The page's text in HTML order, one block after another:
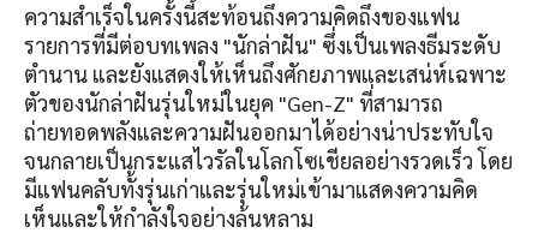
ความสำเร็จในครั้งนี้สะท้อนถึงความคิดถึงของแฟน
รายการที่มีต่อบทเพลง "นักล่าฝัน" ซึ่งเป็นเพลงธีมระดับ
ตำนาน และยังแสดงให้เห็นถึงศักยภาพและเสน่ห์เฉพาะ
ตัวของนักล่าฝันรุ่นใหม่ในยุค "Gen-Z" ที่สามารถ
ถ่ายทอดพลังและความฝันออกมาได้อย่างน่าประทับใจ
จนกลายเป็นกระแสไวรัลในโลกโซเชียลอย่างรวดเร็ว โดย
มีแฟนคลับทั้งรุ่นเก่าและรุ่นใหม่เข้ามาแสดงความคิด
เห็นและให้กำลังใจอย่างล้นหลาม